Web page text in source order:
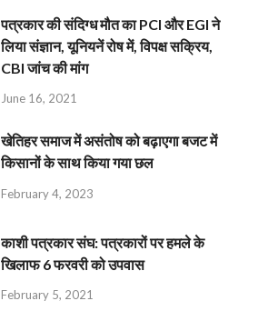
पत्रकार की संदिग्ध मौत का PCI और EGI ने
लिया संज्ञान, यूनियनें रोष में, विपक्ष सक्रिय,
CBI जांच की मांग
June 16, 2021
खेतिहर समाज में असंतोष को बढ़ाएगा बजट में
किसानों के साथ किया गया छल
February 4, 2023
काशी पत्रकार संघ: पत्रकारों पर हमले के
खिलाफ 6 फरवरी को उपवास
February 5, 2021